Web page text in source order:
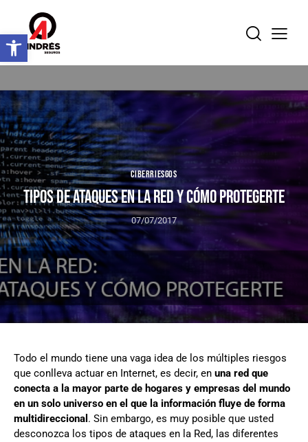
CIBERRIESGOS
TIPOS DE ATAQUES EN LA RED Y CÓMO PROTEGERTE
07/07/2017
Todo el mundo tiene una vaga idea de los múltiples riesgos
que conlleva actuar en Internet, es decir, en una red que
conecta a la mayor parte de hogares y empresas del mundo
en un solo universo en el que la información fluye de forma
multidireccional . Sin embargo, es muy posible que usted
desconozca los tipos de ataques en la Red, las diferentes
Abrir barra de herramientas